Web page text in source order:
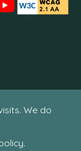
We do